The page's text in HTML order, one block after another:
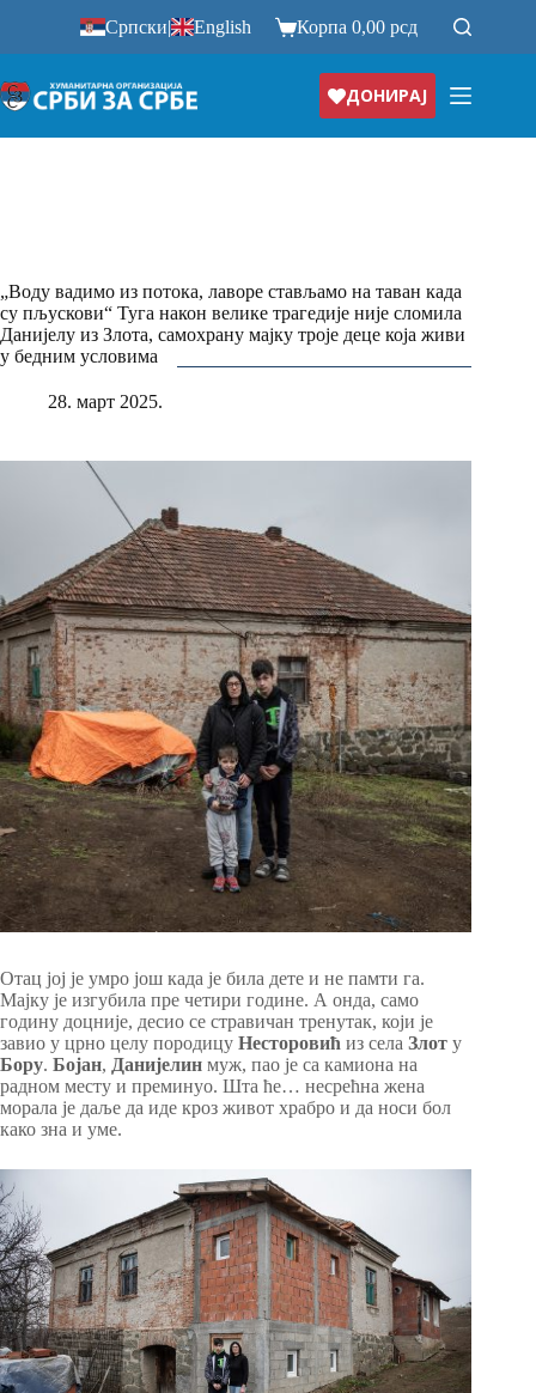
Српски| English Корпа0,00рсд
ДОНИРАЈ
„Воду вадимо из потока, лаворе стављамо на таван када
су пљускови“ Туга након велике трагедије није сломила
Данијелу из Злота, самохрану мајку троје деце која живи
у бедним условима
28. март 2025.
Отац јој је умро још када је била дете и не памти га.
Мајку је изгубила пре четири године. А онда, само
годину доцније, десио се стравичан тренутак, који је
завио у црно целу породицу Несторовић из села Злот у
Бору. Бојан, Данијелин муж, пао је са камиона на
радном месту и преминуо. Шта ће… несрећна жена
морала је даље да иде кроз живот храбро и да носи бол
како зна и уме.